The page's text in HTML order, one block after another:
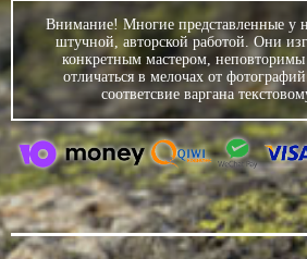
Внимание! Многие представленные у
штучной, авторской работой. Они
конкретным мастером, неповторимы
отличаться в мелочах от
соответсвие варгана